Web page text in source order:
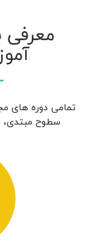
معرفی
تمامی دوره های
سطوح مبتدی،